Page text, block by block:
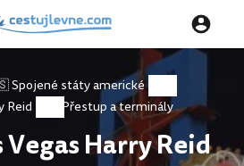
Spojené státy americké
Reid
Přestup a terminály
Harry Reid